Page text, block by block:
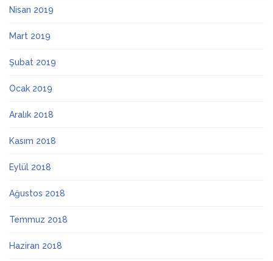
Nisan 2019
Mart 2019
Şubat 2019
Ocak 2019
Aralık 2018
Kasım 2018
Eylül 2018
Ağustos 2018
Temmuz 2018
Haziran 2018